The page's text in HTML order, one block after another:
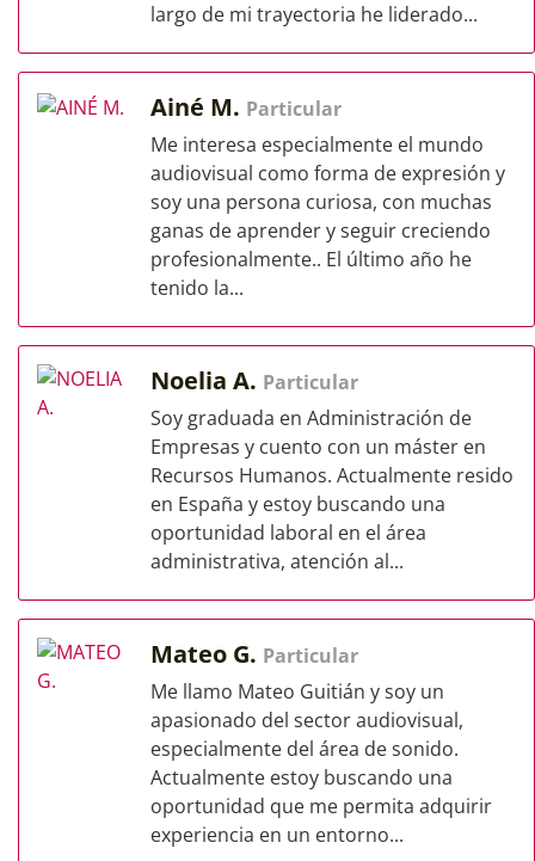
largo de mi trayectoria he liderado...
Ainé M. Particular
Me interesa especialmente el mundo
audiovisual como forma de expresión y
soy una persona curiosa, con muchas
ganas de aprender y seguir creciendo
profesionalmente.. El último año he
tenido la...
Noelia A. Particular
Soy graduada en Administración de
Empresas y cuento con un máster en
Recursos Humanos. Actualmente resido
en España y estoy buscando una
oportunidad laboral en el área
administrativa, atención al...
Mateo G. Particular
Me llamo Mateo Guitián y soy un
apasionado del sector audiovisual,
especialmente del área de sonido.
Actualmente estoy buscando una
oportunidad que me permita adquirir
experiencia en un entorno...